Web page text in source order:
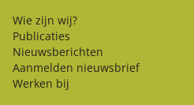
Wie zijn wij?
Publicaties
Nieuwsberichten
Aanmelden nieuwsbrief
Werken bij